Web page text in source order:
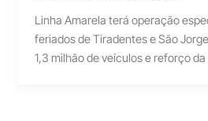
Linha Amarela terá operação
feriados de Tiradentes e São
1,3 milhão de veículos e reforço